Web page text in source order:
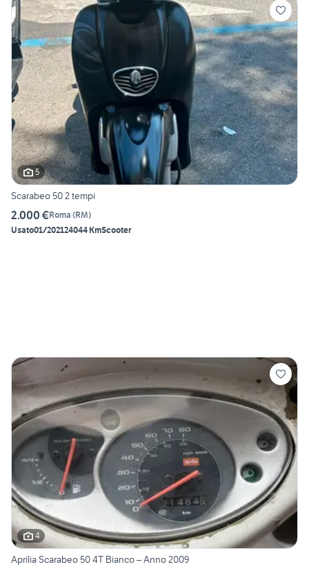
5
Scarabeo 50 2 tempi
2.000 €Roma (RM)
Usato01/202124044 KmScooter
4
Aprilia Scarabeo 50 4T Bianco – Anno 2009